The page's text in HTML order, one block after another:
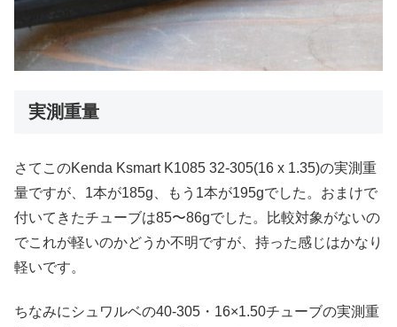
実測重量
さてこのKenda Ksmart K1085 32-305(16 x 1.35)の実測重
量ですが、1本が185g、もう1本が195gでした。おまけで
付いてきたチューブは85〜86gでした。比較対象がないの
でこれが軽いのかどうか不明ですが、持った感じはかなり
軽いです。
ちなみにシュワルベの40-305・16×1.50チューブの実測重